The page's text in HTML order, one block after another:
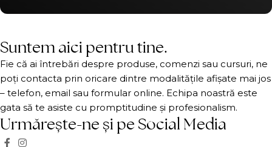
Suntem aici pentru tine.
Fie că ai întrebări despre produse, comenzi sau cursuri, ne
poți contacta prin oricare dintre modalitățile afișate mai jos
– telefon, email sau formular online. Echipa noastră este
gata să te asiste cu promptitudine și profesionalism.
Urmărește-ne și pe Social Media